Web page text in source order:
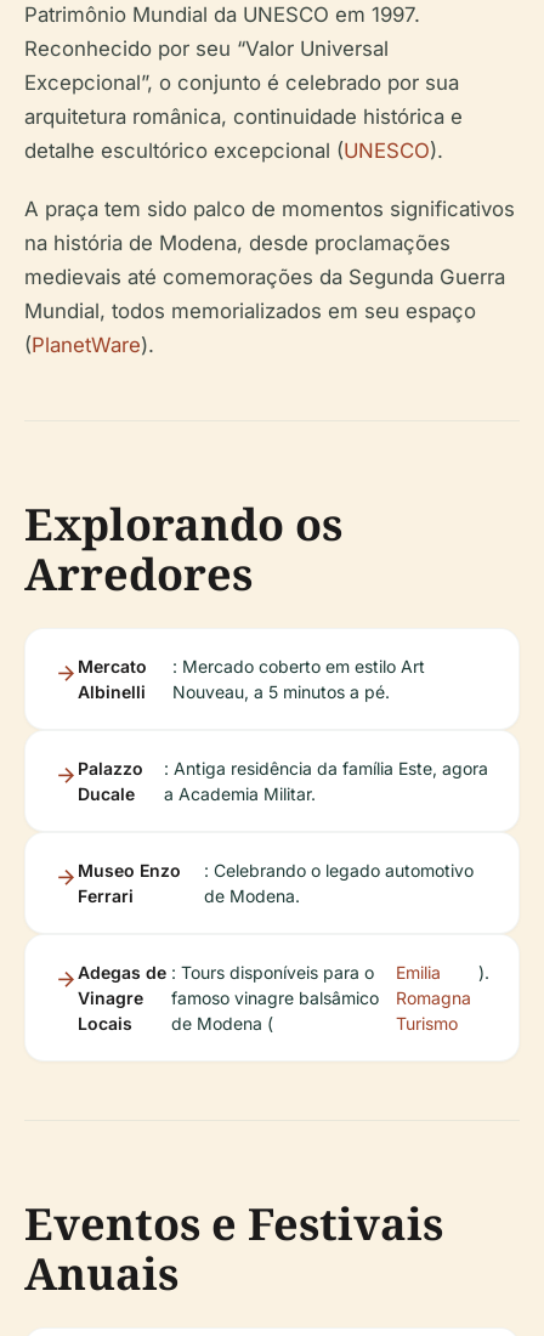
Patrimônio Mundial da UNESCO em 1997.
Reconhecido por seu “Valor Universal
Excepcional”, o conjunto é celebrado por sua
arquitetura românica, continuidade histórica e
detalhe escultórico excepcional (UNESCO).
A praça tem sido palco de momentos significativos
na história de Modena, desde proclamações
medievais até comemorações da Segunda Guerra
Mundial, todos memorializados em seu espaço
(PlanetWare).
Explorando os
Arredores
Mercato
Albinelli
: Mercado coberto em estilo Art
Nouveau, a 5 minutos a pé.
Palazzo
Ducale
: Antiga residência da família Este, agora
a Academia Militar.
Museo Enzo
Ferrari
: Celebrando o legado automotivo
de Modena.
Adegas de
Vinagre
Locais
: Tours disponíveis para o
famoso vinagre balsâmico
de Modena (
Emilia
Romagna
Turismo
).
Eventos e Festivais
Anuais